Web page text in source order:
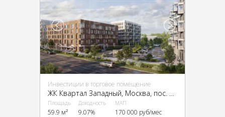
Инвестиции в торговое помещение
Площадь
59.9 м²
Доходность
9.07%
МАП
170 000 руб/мес